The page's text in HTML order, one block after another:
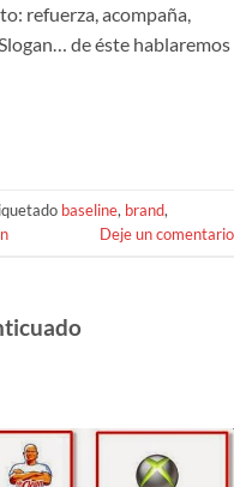
refuerza, acompaña,
de éste hablaremos
baseline, brand,
Deje un comentario